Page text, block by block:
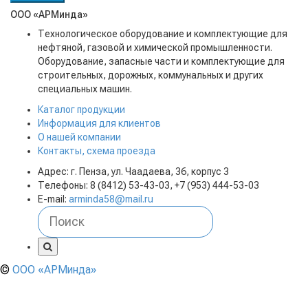
ООО «АРМинда»
Технологическое оборудование и комплектующие для
нефтяной, газовой и химической промышленности.
Оборудование, запасные части и комплектующие для
строительных, дорожных, коммунальных и других
специальных машин.
Каталог продукции
Информация для клиентов
О нашей компании
Контакты, схема проезда
Адрес: г. Пенза, ул. Чаадаева, 36, корпус 3
Телефоны: 8 (8412) 53-43-03, +7 (953) 444-53-03
E-mail: arminda58@mail.ru
© ООО «АРМинда»